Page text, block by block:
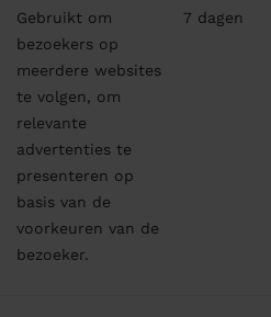
Gebruikt om
bezoekers op
meerdere websites
te volgen, om
relevante
advertenties te
presenteren op
basis van de
voorkeuren van de
bezoeker.
7 dagen